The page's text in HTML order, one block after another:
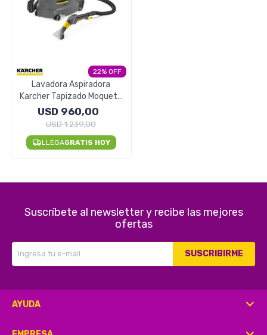
22
Lavadora Aspiradora
Karcher Tapizado Moquete
Profesional Puzzi 8/1
USD 960,00
USD1.239,00
LLEGAGRATIS HOY
Suscríbete al newsletter y recibe las mejores
ofertas
SUSCRIBIRME
AYUDA
Herramientas
Papelería